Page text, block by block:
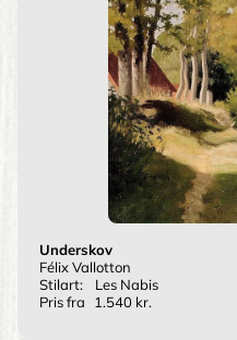
Underskov
Félix Vallotton
Stilart:
Les Nabis
Pris fra
1.540 kr.